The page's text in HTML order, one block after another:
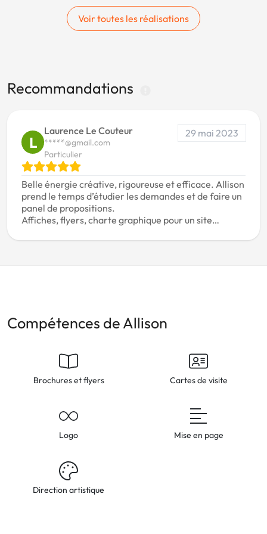
Voir toutes les réalisations
Recommandations
L
Laurence Le Couteur
*****@gmail.com
Particulier
29 mai 2023
Belle énergie créative, rigoureuse et efficace. Allison
prend le temps d’étudier les demandes et de faire un
panel de propositions.
Affiches, flyers, charte graphique pour un site…
Compétences de Allison
Brochures et flyers Cartes de visite
Logo Mise en page
Direction artistique